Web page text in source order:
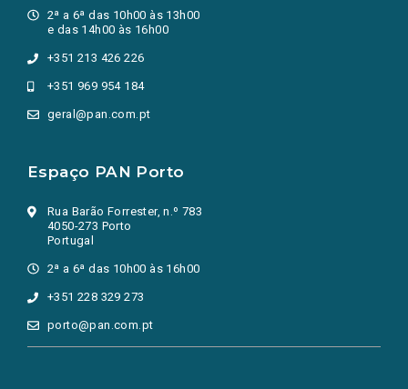
2ª a 6ª das 10h00 às 13h00
e das 14h00 às 16h00
+351 213 426 226
+351 969 954 184
geral@pan.com.pt
Espaço PAN Porto
Rua Barão Forrester, n.º 783
4050-273 Porto
Portugal
2ª a 6ª das 10h00 às 16h00
+351 228 329 273
porto@pan.com.pt